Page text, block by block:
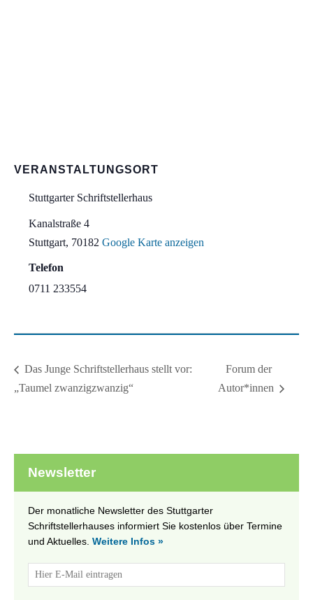
VERANSTALTUNGSORT
Stuttgarter Schriftstellerhaus
Kanalstraße 4
Stuttgart, 70182 Google Karte anzeigen
Telefon
0711 233554
Das Junge Schriftstellerhaus stellt vor:
„Taumel zwanzigzwanzig“
Forum der
Autor*innen
Newsletter
Der monatliche Newsletter des Stuttgarter
Schriftstellerhauses informiert Sie kostenlos über Termine
und Aktuelles. Weitere Infos »